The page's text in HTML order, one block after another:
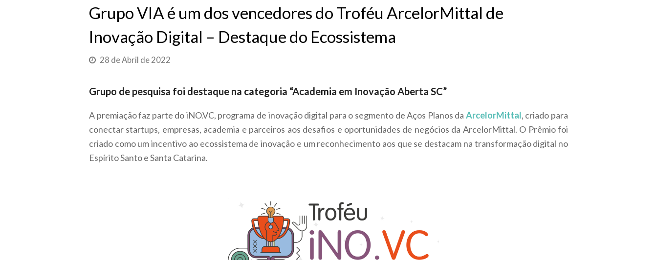
Grupo VIA é um dos vencedores do Troféu ArcelorMittal de
Inovação Digital – Destaque do Ecossistema
28 de Abril de 2022
Grupo de pesquisa foi destaque na categoria “Academia em Inovação Aberta SC”
A premiação faz parte do iNO.VC, programa de inovação digital para o segmento de Aços Planos da ArcelorMittal, criado para
conectar startups, empresas, academia e parceiros aos desafios e oportunidades de negócios da ArcelorMittal. O Prêmio foi
criado como um incentivo ao ecossistema de inovação e um reconhecimento aos que se destacam na transformação digital no
Espírito Santo e Santa Catarina.